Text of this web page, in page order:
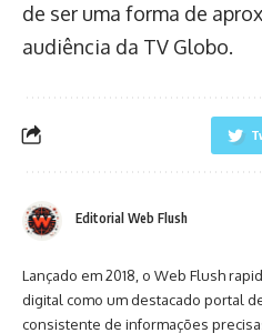
de ser uma forma de
audiência da TV Globo.
Editorial Web Flush
Lançado em 2018, o Web Flush
digital como um destacado portal
consistente de informações